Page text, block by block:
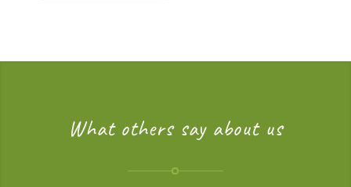
What others say about us